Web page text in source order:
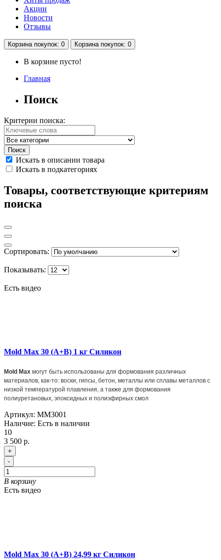
Акции
Новости
Отзывы
Корзинапокупок: 0 Корзинапокупок: 0
В корзине пусто!
Главная
Поиск
Критерии поиска:
Искать в описании товара
Искать в подкатегориях
Товары, соответствующие критериям
поиска
Сортировать:
Показывать:
Есть видео
Mold Max 30 (A+B) 1 кг Силикон
Mold Max могут быть использованы для формования различных
материалов, как-то: воски, гипсы, бетон, металлы или сплавы металлов с
низкой температурой плавления, а также для формования
полиуретановых, эпоксидных и полиэфирных смол
Артикул: MM3001
Наличие: Есть в наличии
10
3 500 р.
+
-
В корзину
Есть видео
Mold Max 30 (A+B) 24,99 кг Силикон